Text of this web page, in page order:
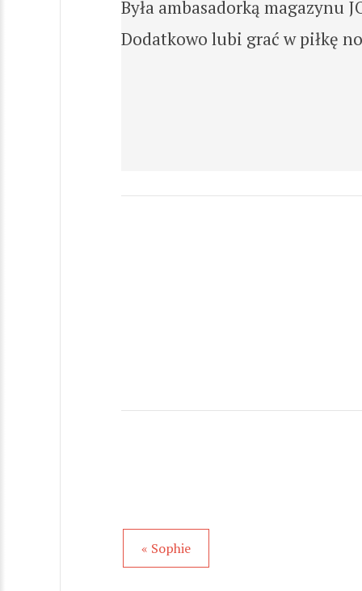
Była ambasadorką magazynu
Dodatkowo lubi grać w piłkę
« Sophie